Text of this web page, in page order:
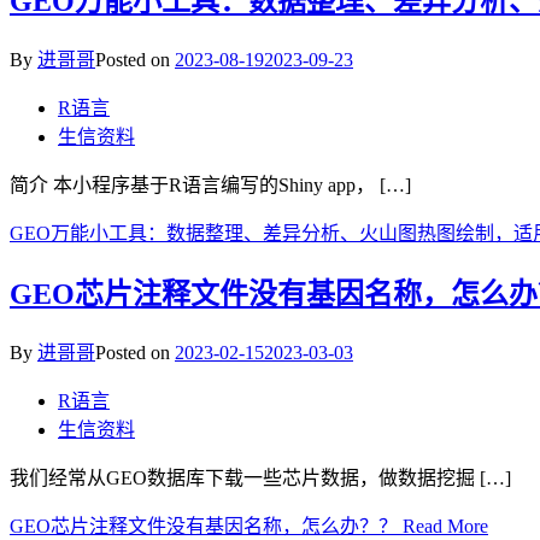
By 进哥哥Posted on 2023-08-192023-09-23
R语言
生信资料
简介 本小程序基于R语言编写的Shiny app， […]
GEO万能小工具：数据整理、差异分析、火山图热图绘制，适
GEO芯片注释文件没有基因名称，怎么
By 进哥哥Posted on 2023-02-152023-03-03
R语言
生信资料
我们经常从GEO数据库下载一些芯片数据，做数据挖掘 […]
GEO芯片注释文件没有基因名称，怎么办？？ Read More